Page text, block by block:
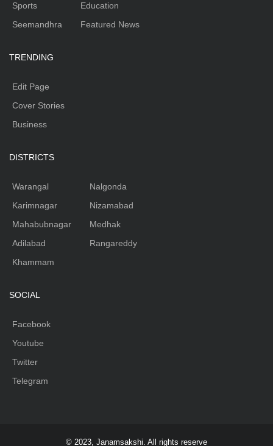
Sports
Seemandhra
Education
Featured News
TRENDING
Edit Page
Cover Stories
Business
DISTRICTS
Warangal
Karimnagar
Mahabubnagar
Adilabad
Khammam
Nalgonda
Nizamabad
Medhak
Rangareddy
SOCIAL
Facebook
Youtube
Twitter
Telegram
© 2023, Janamsakshi. All rights reserve